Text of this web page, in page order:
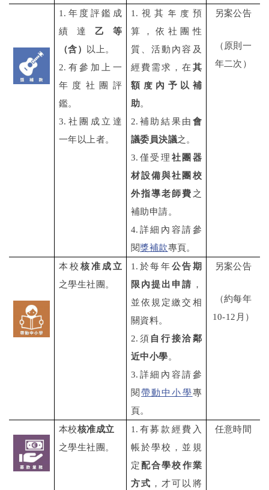
1. 年度評鑑成
績達 乙等
（含）
以上。
2.有參加上一
年度社團評
鑑。
3.社團成立達
一年以上者。
1. 視其年度預
算，依社團性
質、活動內容及
經費需求，在 其
額度內予以補
助。
2.補助結果由 會
議委員決議之。
3.僅受理 社團器
材設備與社團校
外指導老師費 之
補助申請。
4.詳細內容請參
閱獎補款專頁。
另案公告
（原則一
年二次）
本校 核准成立
之學生社團。
1. 於每年公告期
限內提出申請 ，
並依規定繳交相
關資料。
2.須 自行接洽鄰
近中小學。
3.詳細內容請參
閱帶動中小學專
頁。
另案公告
（約每年
10-12月）
本校核准成立
之學生社團。
1. 有募款經費入
帳於學校，並規
定 配合學校作業
方式 ，才可以將
任意時間